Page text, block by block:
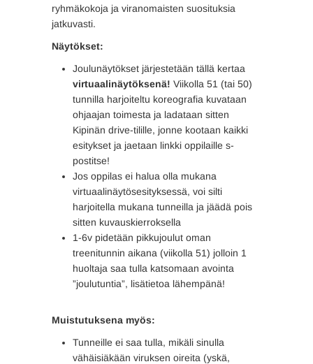
ryhmäkokoja ja viranomaisten suosituksia
jatkuvasti.
Näytökset:
Joulunäytökset järjestetään tällä kertaa
virtuaalinäytöksenä! Viikolla 51 (tai 50)
tunnilla harjoiteltu koreografia kuvataan
ohjaajan toimesta ja ladataan sitten
Kipinän drive-tilille, jonne kootaan kaikki
esitykset ja jaetaan linkki oppilaille s-
postitse!
Jos oppilas ei halua olla mukana
virtuaalinäytösesityksessä, voi silti
harjoitella mukana tunneilla ja jäädä pois
sitten kuvauskierroksella
1-6v pidetään pikkujoulut oman
treenitunnin aikana (viikolla 51) jolloin 1
huoltaja saa tulla katsomaan avointa
”joulutuntia”, lisätietoa lähempänä!
Muistutuksena myös:
Tunneille ei saa tulla, mikäli sinulla
vähäisiäkään viruksen oireita (yskä,